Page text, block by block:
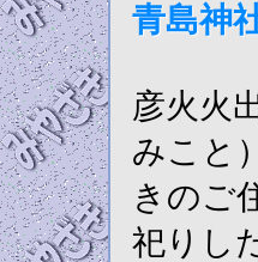
青島神
彦火火
みこと
きのご
祀りし